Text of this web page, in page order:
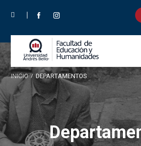
INICIO / DEPARTAMENTOS